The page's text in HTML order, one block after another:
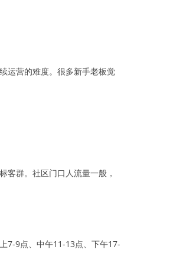
运营的难度。很多新手老板觉
客群。社区门口人流量一般，
7-9点、中午11-13点、下午17-